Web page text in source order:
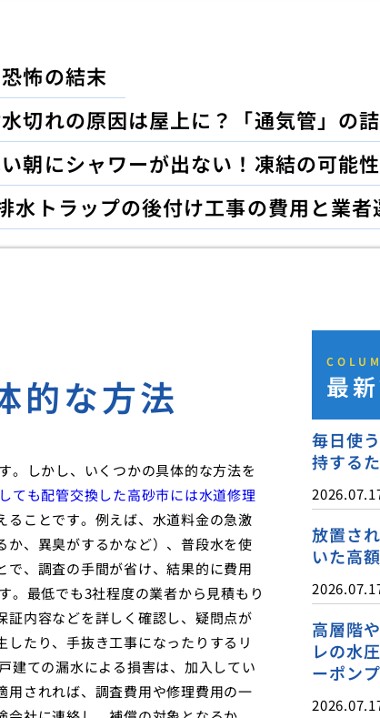
怖の結末
切れの原因は屋上に？「通気管」の
朝にシャワーが出ない！凍結の可能
水トラップの後付け工事の費用と業者
的な方法
。しかし、いくつかの具体的な方法を
ても配管交換した高砂市には水道修理
ることです。例えば、水道料金の急激
、異臭がするかなど）、普段水を使
、調査の手間が省け、結果的に費用
。最低でも3社程度の業者から見積もり
内容などを詳しく確認し、疑問点が
たり、手抜き工事になったりするリ
建ての漏水による損害は、加入してい
用されれば、調査費用や修理費用の一
最
毎日使
持する
放置さ
いた高
高層階
レの水
ーポン